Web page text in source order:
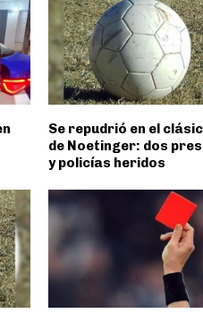
Se repudrió en el
de Noetinger: dos
y policías heridos